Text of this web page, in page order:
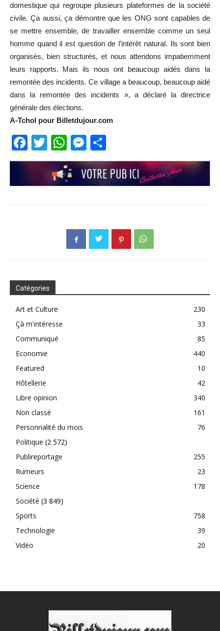
domestique qui regroupe plusieurs plateformes de la société
civile. Ça aussi, ça démontre que les ONG sont capables de
se mettre ensemble, de travailler ensemble comme un seul
homme quand il est question de l’intérêt natural. Ils sont bien
organisés, bien structurés, et nous attendons impatiemment
leurs rapports. Mais ils nous ont beaucoup aidés dans la
remontée des incidents. Ce village a beaucoup, beaucoup aidé
dans la remontée des incidents », a déclaré la directrice
générale des élections.
A-Tchol pour Billetdujour.com
Facebook
TwitterWhatsApp
Messenger
Catégories
Art et Culture
230
Çà m'intéresse
33
Communiqué
85
Economie
440
Featured
10
Hôtellerie
42
Libre opinion
340
Non classé
161
Personnalité du mois
76
Politique (2 572)
Publireportage
255
Rumeurs
23
Science
178
Société (3 849)
Sports
758
Technologie
39
Vidéo
20